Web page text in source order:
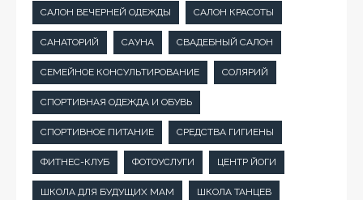
САЛОН ВЕЧЕРНЕЙ ОДЕЖДЫ САЛОН КРАСОТЫ
САНАТОРИЙ САУНА СВАДЕБНЫЙ САЛОН
СЕМЕЙНОЕ КОНСУЛЬТИРОВАНИЕ СОЛЯРИЙ
СПОРТИВНАЯ ОДЕЖДА И ОБУВЬ
СПОРТИВНОЕ ПИТАНИЕ СРЕДСТВА ГИГИЕНЫ
ФИТНЕС-КЛУБ ФОТОУСЛУГИ ЦЕНТР ЙОГИ
ШКОЛА ДЛЯ БУДУЩИХ МАМ ШКОЛА ТАНЦЕВ